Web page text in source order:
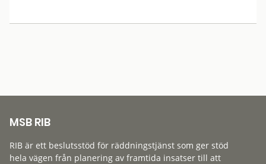
MSB RIB
RIB är ett beslutsstöd för räddningstjänst som ger stöd
hela vägen från planering av framtida insatser till att